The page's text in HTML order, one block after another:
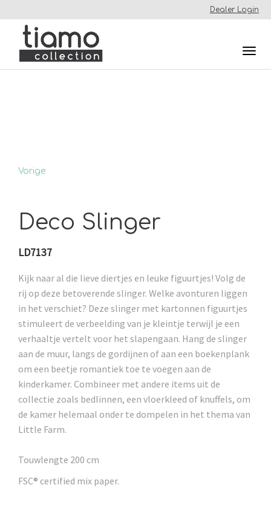
Dealer Login
Vorige
Deco Slinger
LD7137
Kijk naar al die lieve diertjes en leuke figuurtjes! Volg de
rij op deze betoverende slinger. Welke avonturen liggen
in het verschiet? Deze slinger met kartonnen figuurtjes
stimuleert de verbeelding van je kleintje terwijl je een
verhaaltje vertelt voor het slapengaan. Hang de slinger
aan de muur, langs de gordijnen of aan een boekenplank
om een beetje romantiek toe te voegen aan de
kinderkamer. Combineer met andere items uit de
collectie zoals bedlinnen, een vloerkleed of knuffels, om
de kamer helemaal onder te dompelen in het thema van
Little Farm.
Touwlengte 200 cm
FSC® certified mix paper.